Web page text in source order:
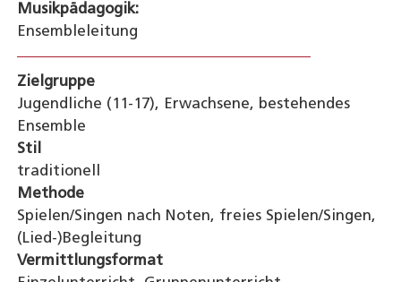
Musikpädagogik:
Ensembleleitung
Zielgruppe
Jugendliche (11-17), Erwachsene, bestehendes
Ensemble
Stil
traditionell
Methode
Spielen/Singen nach Noten, freies Spielen/Singen,
(Lied-)Begleitung
Vermittlungsformat